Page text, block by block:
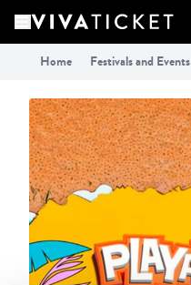
Home Festivals and Events